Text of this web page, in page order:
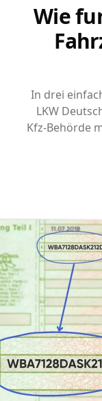
Wie
In drei
LKW
Kfz-Behörde